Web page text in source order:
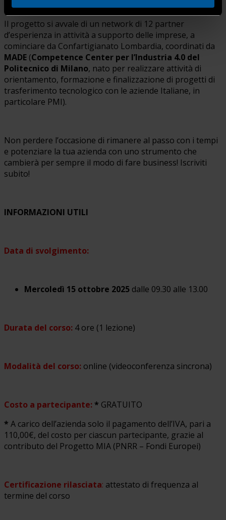
Il progetto si avvale di un network di 12 partner
d’esperienza in attività a supporto delle imprese, a
cominciare da Confartigianato Lombardia, coordinati da
MADE (Competence Center per l’Industria 4.0 del
Politecnico di Milano, nato per realizzare attività di
orientamento, formazione e finalizzazione di progetti di
trasferimento tecnologico con le aziende Italiane, in
particolare PMI).
Non perdere l’occasione di rimanere al passo con i tempi
e potenziare la tua azienda con uno strumento che
cambierà per sempre il modo di fare business! Iscriviti
subito!
INFORMAZIONI UTILI
Data di svolgimento:
Mercoledì 15 ottobre 2025 dalle 09.30 alle 13.00
Durata del corso: 4 ore (1 lezione)
Modalità del corso: online (videoconferenza sincrona)
Costo a partecipante:* GRATUITO
* A carico dell’azienda solo il pagamento dell’IVA, pari a
110,00€, del costo per ciascun partecipante, grazie al
contributo del Progetto MIA (PNRR – Fondi Europei)
Certificazione rilasciata: attestato di frequenza al
termine del corso